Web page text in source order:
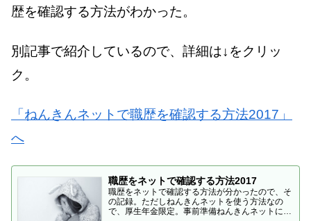
歴を確認する方法がわかった。
別記事で紹介しているので、詳細は↓をクリッ
ク。
「ねんきんネットで職歴を確認する方法2017」
へ
職歴をネットで確認する方法2017
職歴をネットで確認する方法が分かったので、そ
の記録。ただしねんきんネットを使う方法なの
で、厚生年金限定。事前準備ねんきんネットにア